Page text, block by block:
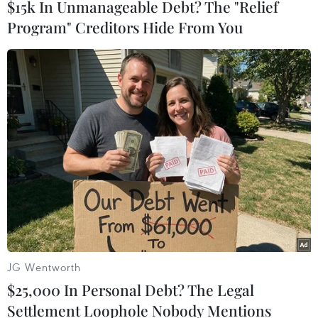
Gruzia: Sập tòa nhà dân cư tại Batumi
khiến nhiều người bị thương
08/10/2021 10:59
Hai kênh truyền hình trên đều đăng tải hình ảnh cho
thấy một tòa nhà cao khoảng 5 tầng với một phần ở
giữa đã biến thành đống đổ nát. Các nhân viên cứu hộ
đã được điều động đến hiện trường.
$15k In Unmanageable Debt? The "Relief
Program" Creditors Hide From You
JG Wentworth
$25,000 In Personal Debt? The Legal
Settlement Loophole Nobody Mentions